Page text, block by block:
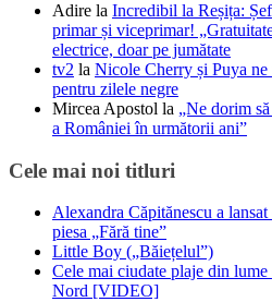
Adire la Incredibil la Reșița:
primar și viceprimar!
electrice, doar pe jumătate
tv2 la Nicole Cherry și Puya
pentru zilele negre
Mircea Apostol la „Ne dorim
a României în următorii ani”
Cele mai noi titluri
Alexandra Căpitănescu a
piesa „Fără tine”
Little Boy („Băiețelul”)
Cele mai ciudate plaje din
Nord [VIDEO]